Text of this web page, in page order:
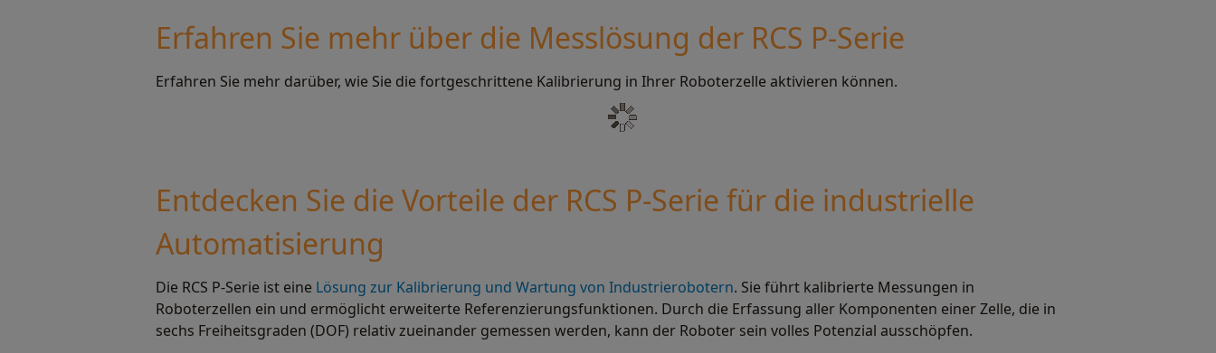
Erfahren Sie mehr über die Messlösung der RCS P-Serie
Erfahren Sie mehr darüber, wie Sie die fortgeschrittene Kalibrierung in Ihrer Roboterzelle aktivieren können.
Entdecken Sie die Vorteile der RCS P-Serie für die industrielle
Automatisierung
Die RCS P-Serie ist eine Lösung zur Kalibrierung und Wartung von Industrierobotern. Sie führt kalibrierte Messungen in
Roboterzellen ein und ermöglicht erweiterte Referenzierungsfunktionen. Durch die Erfassung aller Komponenten einer Zelle, die in
sechs Freiheitsgraden (DOF) relativ zueinander gemessen werden, kann der Roboter sein volles Potenzial ausschöpfen.